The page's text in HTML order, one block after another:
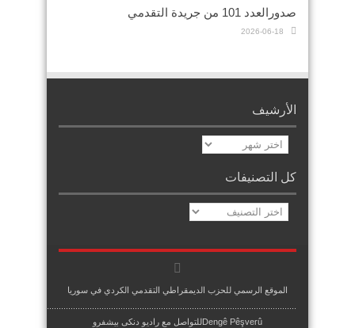
صدورالعدد 101 من جريدة التقدمي
2026-06-18
الأرشيف
الأرشيف
كل التصنيفات
كل
التصنيفات
الموقع الرسمي للحزب الديمقراطي التقدمي الكردي في سوريا
Dengê Pêşverûللتواصل مع راديو دنكى بيشفرو